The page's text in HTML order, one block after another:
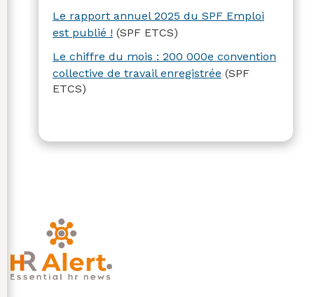
Le rapport annuel 2025 du SPF Emploi
est publié ! (SPF ETCS)
Le chiffre du mois : 200 000e convention
collective de travail enregistrée (SPF
ETCS)